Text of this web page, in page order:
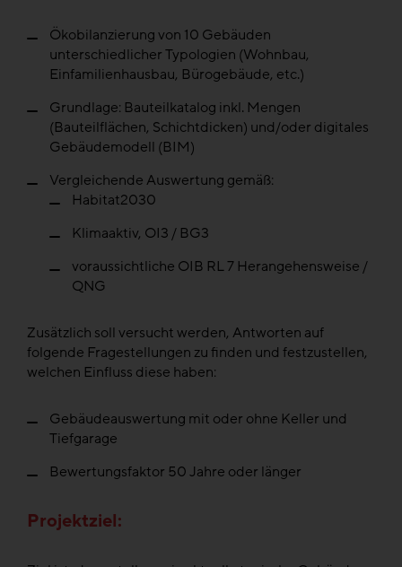
Ökobilanzierung von 10 Gebäuden
unterschiedlicher Typologien (Wohnbau,
Einfamilienhausbau, Bürogebäude, etc.)
Grundlage: Bauteilkatalog inkl. Mengen
(Bauteilflächen, Schichtdicken) und/oder digitales
Gebäudemodell (BIM)
Vergleichende Auswertung gemäß:
Habitat2030
Klimaaktiv, OI3 / BG3
voraussichtliche OIB RL 7 Herangehensweise /
QNG
Zusätzlich soll versucht werden, Antworten auf
folgende Fragestellungen zu finden und festzustellen,
welchen Einfluss diese haben:
Gebäudeauswertung mit oder ohne Keller und
Tiefgarage
Bewertungsfaktor 50 Jahre oder länger
Projektziel: